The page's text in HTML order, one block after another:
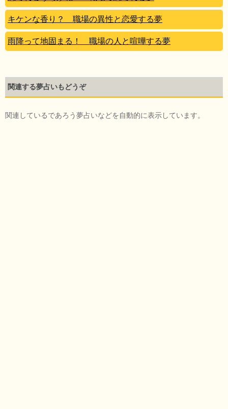
キケンな香り？ 職場の異性と恋愛する夢
雨降って地固まる！ 職場の人と喧嘩する夢
関連する夢占いもどうぞ
関連しているであろう夢占いなどを自動的に表示しています。